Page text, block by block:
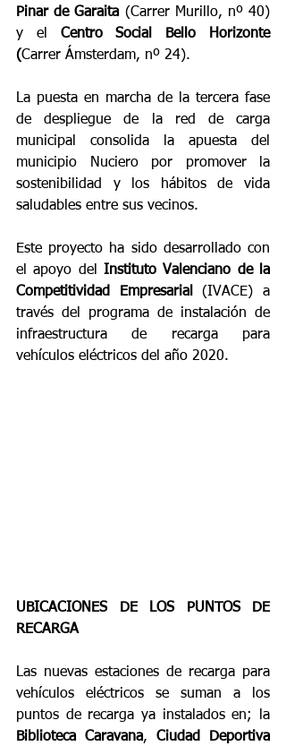
Pinar de Garaita (Carrer Murillo, nº 40)
y el Centro Social Bello Horizonte
(Carrer Ámsterdam, nº 24).
La puesta en marcha de la tercera fase
de despliegue de la red de carga
municipal consolida la apuesta del
municipio Nuciero por promover la
sostenibilidad y los hábitos de vida
saludables entre sus vecinos.
Este proyecto ha sido desarrollado con
el apoyo del Instituto Valenciano de la
Competitividad Empresarial
(IVACE) a
través del programa de instalación de
infraestructura de recarga para
vehículos eléctricos del año 2020.
UBICACIONES DE LOS PUNTOS DE
RECARGA
Las nuevas estaciones de recarga para
vehículos eléctricos se suman a los
Biblioteca Caravana, Ciudad Deportiva